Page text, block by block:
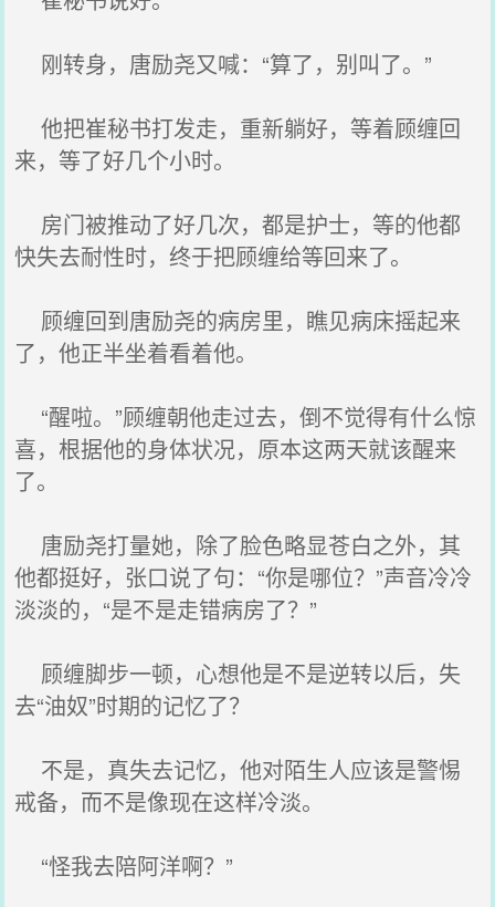
刚转身，唐励尧又喊：“算了，别叫了。”
他把崔秘书打发走，重新躺好，等着顾缠回
来，等了好几个小时。
房门被推动了好几次，都是护士，等的他都
快失去耐性时，终于把顾缠给等回来了。
顾缠回到唐励尧的病房里，瞧见病床摇起来
了，他正半坐着看着他。
“醒啦。”顾缠朝他走过去，倒不觉得有什么惊
喜，根据他的身体状况，原本这两天就该醒来
了。
唐励尧打量她，除了脸色略显苍白之外，其
他都挺好，张口说了句：“你是哪位？”声音冷冷
淡淡的，“是不是走错病房了？”
顾缠脚步一顿，心想他是不是逆转以后，失
去“油奴”时期的记忆了？
不是，真失去记忆，他对陌生人应该是警惕
戒备，而不是像现在这样冷淡。
“怪我去陪阿洋啊？”